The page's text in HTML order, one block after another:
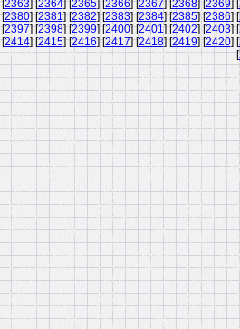
[2363] [2364] [2365] [2366] [2367] [2368] [2369] [
[2380] [2381] [2382] [2383] [2384] [2385] [2386] [
[2397] [2398] [2399] [2400] [2401] [2402] [2403] [
[2414] [2415] [2416] [2417] [2418] [2419] [2420] [
[